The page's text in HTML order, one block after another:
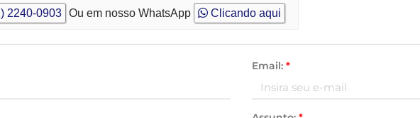
2240-0903 Ou em nosso WhatsApp Clicando aqui
Email: *